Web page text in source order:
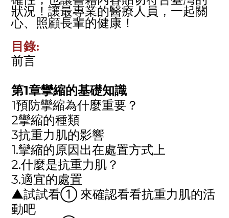
狀況！讓最專業的醫療人員，一起關
心、照顧長輩的健康！
目錄:
前言
第1章攣縮的基礎知識
1預防攣縮為什麼重要？
2攣縮的種類
3抗重力肌的影響
1.攣縮的原因出在處置方式上
2.什麼是抗重力肌？
3.適宜的處置
▲試試看① 來確認看看抗重力肌的活
動吧